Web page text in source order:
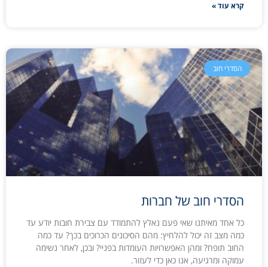
קרא עוד »
הסדרי חוב
הסדרי חוב של חברות
כל אחד מאיתנו שאי פעם נאלץ להתמודד עם צבירת חובות יודע עד
כמה מצב זה יכול להלחיץ: מהם הסיכונים הכרוכים בכך? עד כמה
החוב תופח? ומהן האפשרויות העומדות בפניי? ובכן, לאחר נשימה
עמוקה ומרגיעה, אנו כאן כדי לעזור.